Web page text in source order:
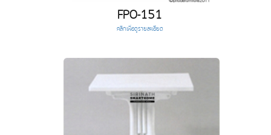
FPO-151
คลิกเพื่อดูรายละเอียด